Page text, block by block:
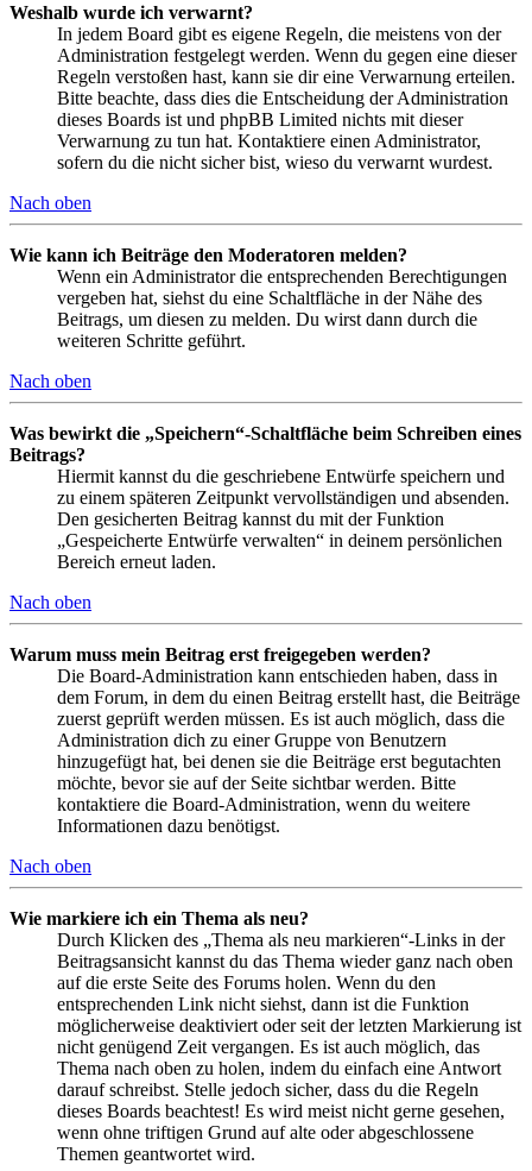
Weshalb wurde ich verwarnt?
In jedem Board gibt es eigene Regeln, die meistens von der
Administration festgelegt werden. Wenn du gegen eine dieser
Regeln verstoßen hast, kann sie dir eine Verwarnung erteilen.
Bitte beachte, dass dies die Entscheidung der Administration
dieses Boards ist und phpBB Limited nichts mit dieser
Verwarnung zu tun hat. Kontaktiere einen Administrator,
sofern du die nicht sicher bist, wieso du verwarnt wurdest.
Nach oben
Wie kann ich Beiträge den Moderatoren melden?
Wenn ein Administrator die entsprechenden Berechtigungen
vergeben hat, siehst du eine Schaltfläche in der Nähe des
Beitrags, um diesen zu melden. Du wirst dann durch die
weiteren Schritte geführt.
Nach oben
Was bewirkt die „Speichern“-Schaltfläche beim Schreiben eines
Beitrags?
Hiermit kannst du die geschriebene Entwürfe speichern und
zu einem späteren Zeitpunkt vervollständigen und absenden.
Den gesicherten Beitrag kannst du mit der Funktion
„Gespeicherte Entwürfe verwalten“ in deinem persönlichen
Bereich erneut laden.
Nach oben
Warum muss mein Beitrag erst freigegeben werden?
Die Board-Administration kann entschieden haben, dass in
dem Forum, in dem du einen Beitrag erstellt hast, die Beiträge
zuerst geprüft werden müssen. Es ist auch möglich, dass die
Administration dich zu einer Gruppe von Benutzern
hinzugefügt hat, bei denen sie die Beiträge erst begutachten
möchte, bevor sie auf der Seite sichtbar werden. Bitte
kontaktiere die Board-Administration, wenn du weitere
Informationen dazu benötigst.
Nach oben
Wie markiere ich ein Thema als neu?
Durch Klicken des „Thema als neu markieren“-Links in der
Beitragsansicht kannst du das Thema wieder ganz nach oben
auf die erste Seite des Forums holen. Wenn du den
entsprechenden Link nicht siehst, dann ist die Funktion
möglicherweise deaktiviert oder seit der letzten Markierung ist
nicht genügend Zeit vergangen. Es ist auch möglich, das
Thema nach oben zu holen, indem du einfach eine Antwort
darauf schreibst. Stelle jedoch sicher, dass du die Regeln
dieses Boards beachtest! Es wird meist nicht gerne gesehen,
wenn ohne triftigen Grund auf alte oder abgeschlossene
Themen geantwortet wird.